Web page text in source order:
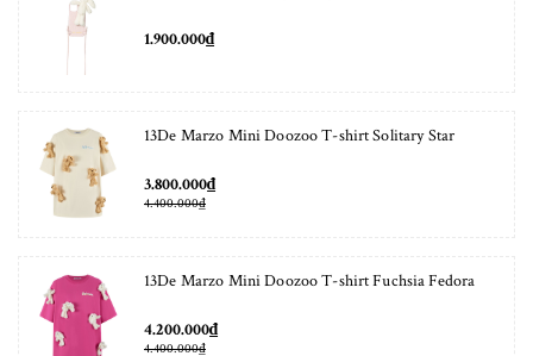
1.900.000₫
13De Marzo Mini Doozoo T-shirt Solitary Star
3.800.000₫
4.400.000₫
13De Marzo Mini Doozoo T-shirt Fuchsia Fedora
4.200.000₫
4.400.000₫